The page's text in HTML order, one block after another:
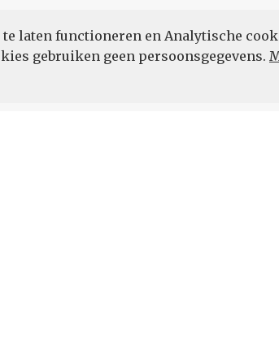
laten functioneren en Analytische
gebruiken geen persoonsgegevens.
POWERED BY